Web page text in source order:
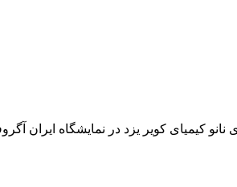
کویر یزد در نمایشگاه ایران آگروفود